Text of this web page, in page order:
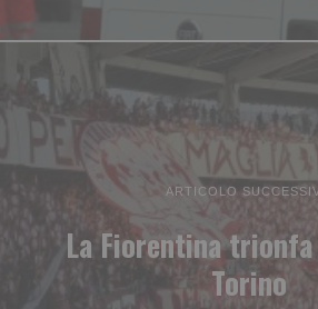
ARTICOLO
La Fiorentina
Torino